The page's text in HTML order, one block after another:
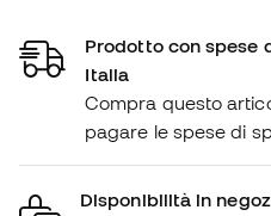
Prodotto con spese
Italia
Compra questo
pagare le spese di
Disponibilità in